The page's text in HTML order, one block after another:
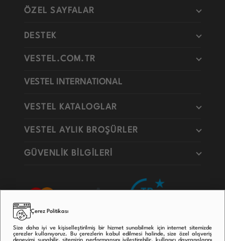
ÖZEL SAYFALAR
DESTEK
VESTEL.COM.TR
VESTEL INTERNATIONAL
VESTEL KATALOGLAR
VESTEL AYLIK BROŞÜRLER
GÜVENLİK BİLGİLERİ
Çerez Politikası
Size daha iyi ve kişiselleştirilmiş bir hizmet sunabilmek için internet sitemizde
çerezler kullanıyoruz. Bu çerezlerin kabul edilmesi halinde, size özel alışveriş